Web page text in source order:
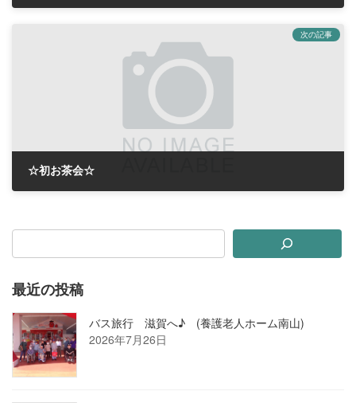
次の記事
☆初お茶会☆
最近の投稿
バス旅行 滋賀へ♪ (養護老人ホーム南山)
2026年7月26日